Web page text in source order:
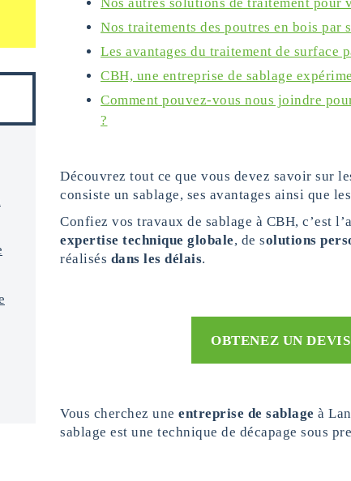
Nos traitements des poutres en bois par
Les avantages du traitement de surface
CBH, une entreprise de sablage
Comment pouvez-vous nous joindre
?
Découvrez tout ce que vous devez savoir sur
consiste un sablage, ses avantages ainsi que
Confiez vos travaux de sablage à CBH, c’est
expertise technique globale, de solutions
réalisés dans les délais.
OBTENEZ UN
Vous cherchez une entreprise de sablage à
sablage est une technique de décapage sous